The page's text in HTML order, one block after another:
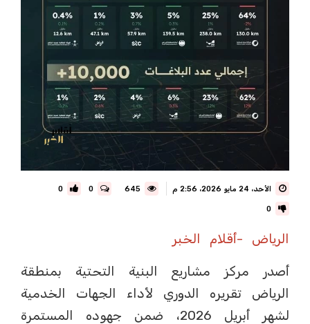
الأحد، 24 مايو 2026، 2:56 م 0
0
0
الرياض -أقلام الخبر
أصدر مركز مشاريع البنية التحتية بمنطقة
الرياض تقريره الدوري لأداء الجهات الخدمية
لشهر أبريل 2026، ضمن جهوده المستمرة